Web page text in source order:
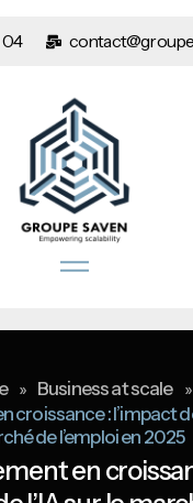
04
» Business at scale »
croissance : l’impact
de l’emploi en 2025
en